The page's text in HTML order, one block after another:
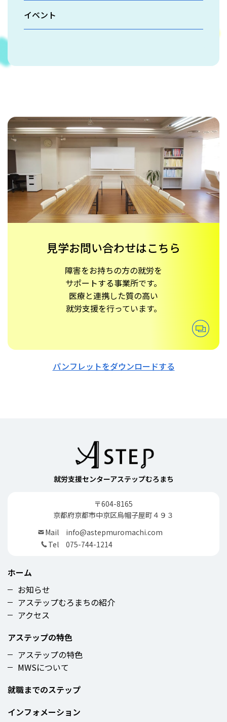
イベント
見学お問い合わせはこちら
障害をお持ちの方の就労を
サポートする事業所です。
医療と連携した質の高い
就労支援を行っています。
パンフレットをダウンロードする
就労支援センターアステップむろまち
〒604-8165
京都府京都市中京区烏帽子屋町４９３
Mail
info@astepmuromachi.com
Tel
075-744-1214
ホーム
お知らせ
アステップむろまちの紹介
アクセス
アステップの特色
アステップの特色
MWSについて
就職までのステップ
インフォメーション